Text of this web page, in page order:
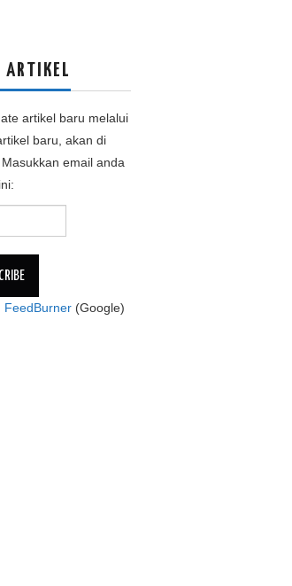
ARTIKEL
artikel baru melalui
baru, akan di
email anda
FeedBurner (Google)